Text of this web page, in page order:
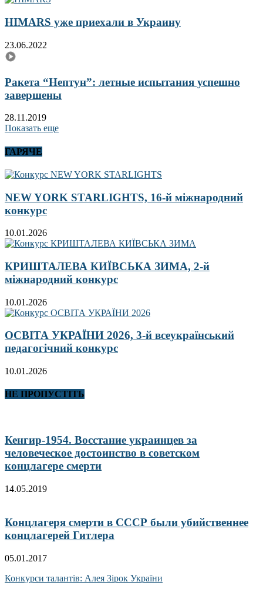
HIMARS уже приехали в Украину
23.06.2022
Ракета “Нептун”: летные испытания успешно
завершены
28.11.2019
Показать еще
ГАРЯЧЕ
NEW YORK STARLIGHTS, 16-й міжнародний
конкурс
10.01.2026
КРИШТАЛЕВА КИЇВСЬКА ЗИМА, 2-й
міжнародний конкурс
10.01.2026
ОСВІТА УКРАЇНИ 2026, 3-й всеукраїнський
педагогічний конкурс
10.01.2026
НЕ ПРОПУСТІТЬ
Кенгир-1954. Восстание украинцев за
человеческое достоинство в советском
концлагере смерти
14.05.2019
Концлагеря смерти в СССР были убийственнее
концлагерей Гитлера
05.01.2017
Конкурси талантів: Алея Зірок України